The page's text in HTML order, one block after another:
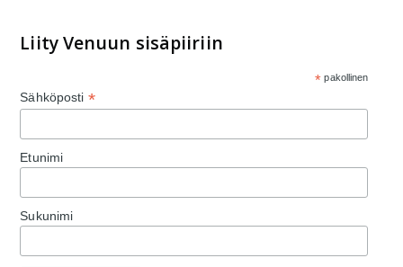
Liity Venuun sisäpiiriin
* pakollinen
Sähköposti *
Etunimi
Sukunimi